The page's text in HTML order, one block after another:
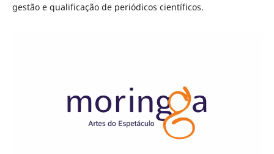
gestão e qualificação de periódicos científicos.